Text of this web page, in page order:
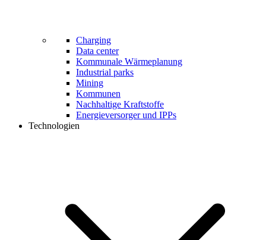
Charging
Data center
Kommunale Wärmeplanung
Industrial parks
Mining
Kommunen
Nachhaltige Kraftstoffe
Energieversorger und IPPs
Technologien